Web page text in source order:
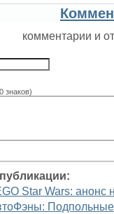
комментарии и
знаков)
Star Wars: анонс
Подпольные